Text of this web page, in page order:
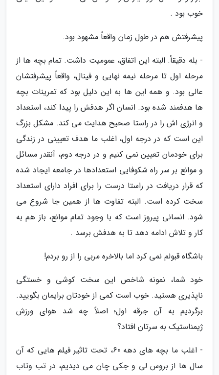
خوب بود .
پیشرفتش هم در طول زمان واقعاً مشهود بود.
- بله دقیقاً. البته این اتفاق، عمومیت داشت. تمام بچه ها از
مرحله اول تا مرحله نیمه نهایی و فینال، واقعاً پیشرفتشان
عالی بود. و همه این ها به این دلیل بود که تمرینات بچه
ها هدفمند شده بود. انسان اگر هدفش را پیدا کند، استعداد
و انرژی اش را در راستا صحیح هدایت می کند. مشکل بزرگ
این است که در درجه اول، اغلب ما هدف تعیینی در زندگی
برای خودمان تعیین نمی کنیم و در درجه دوم، آنقدر مسائل
و موانع بر سر راه شکوفایی استعدادها در جامعه ایجاد شده
که قرار دریافت در راستا درست را برای افراد دارای استعداد
سخت کرده است. البته تفاوت ها از همین جا شروع می
شود. انسانی پیروز است که با وجود تمام موانع، باز هم به
کار و تلاش ادامه دهد تا به هدفش برسد .
باشگاه قبولم نمی کرد اما بالاخره مربی را از رو بردم!
خود شما، نمونه شاخص این سخت کوشی و خستگی
ناپذیری هستید. خوب است کمی از خودتان برایمان بگویید.
برگردیم به آن جرقه اول؛ اصلاً چه شد هوای ورزش
ژیمناستیک به سرتان افتاد؟
- اغلب ما بچه های دهه 60، تحت تاثیر فیلم هایی که آن
سال ها از بروس لی و جکی چان می دیدیم، در تب وتاب